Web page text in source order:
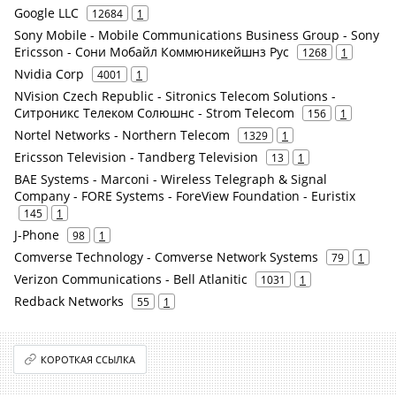
Google LLC 12684 1
Sony Mobile - Mobile Communications Business Group - Sony
Ericsson - Сони Мобайл Коммюникейшнз Рус
1268 1
Nvidia Corp 4001 1
NVision Czech Republic - Sitronics Telecom Solutions -
Ситроникс Телеком Солюшнс - Strom Telecom
156 1
Nortel Networks - Northern Telecom 1329 1
Ericsson Television - Tandberg Television 13 1
BAE Systems - Marconi - Wireless Telegraph & Signal
Company - FORE Systems - ForeView Foundation - Euristix
145 1
J-Phone 98 1
Comverse Technology - Comverse Network Systems 79 1
Verizon Communications - Bell Atlanitic 1031 1
Redback Networks 55 1
КОРОТКАЯ ССЫЛКА